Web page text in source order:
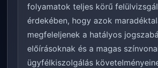
folyamatok teljes körű
érdekében, hogy azok
megfeleljenek a hatályos
előírásoknak és a magas
ügyfélkiszolgálás